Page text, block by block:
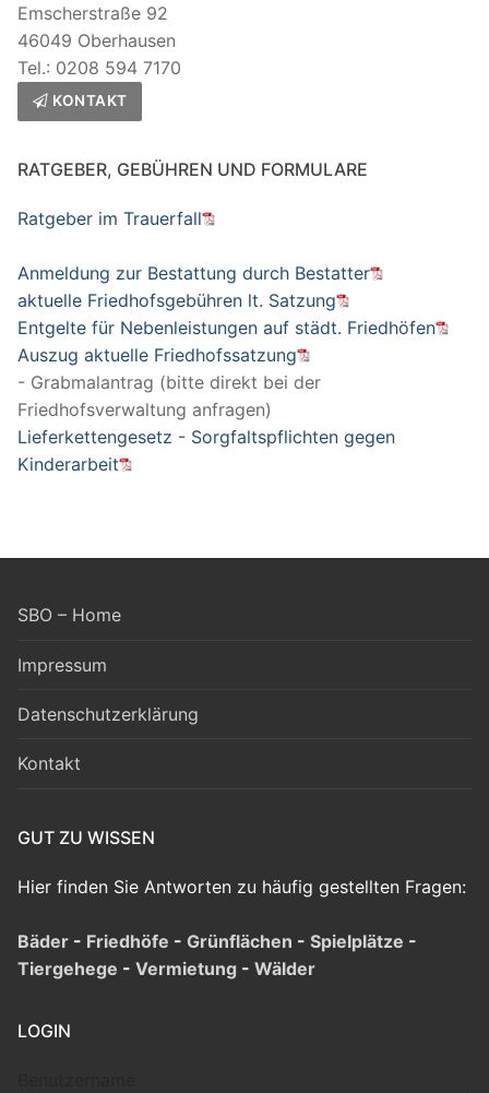
Emscherstraße 92
46049 Oberhausen
Tel.: 0208 594 7170
KONTAKT
RATGEBER, GEBÜHREN UND FORMULARE
Ratgeber im Trauerfall
Anmeldung zur Bestattung durch Bestatter
aktuelle Friedhofsgebühren lt. Satzung
Entgelte für Nebenleistungen auf städt. Friedhöfen
Auszug aktuelle Friedhofssatzung
- Grabmalantrag (bitte direkt bei der
Friedhofsverwaltung anfragen)
Lieferkettengesetz - Sorgfaltspflichten gegen
Kinderarbeit
SBO – Home
Impressum
Datenschutzerklärung
Kontakt
GUT ZU WISSEN
Hier finden Sie Antworten zu häufig gestellten Fragen:
Bäder - Friedhöfe - Grünflächen - Spielplätze -
Tiergehege - Vermietung - Wälder
LOGIN